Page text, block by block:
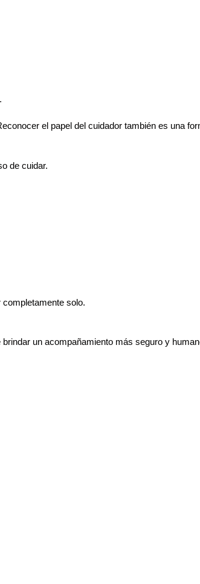
el papel del cuidador también es una
de cuidar.
completamente solo.
un acompañamiento más seguro y